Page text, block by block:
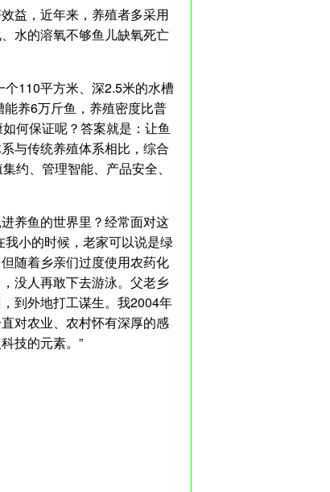
益，近年来，养殖者多采用
水的溶氧不够鱼儿缺氧死亡
110平方米、深2.5米的水槽
养6万斤鱼，养殖密度比普
何保证呢？答案就是：让鱼
与传统养殖体系相比，综合
约、管理智能、产品安全、
养鱼的世界里？经常面对这
小的时候，老家可以说是绿
随着乡亲们过度使用农药化
没人再敢下去游泳。父老乡
到外地打工谋生。我2004年
对农业、农村怀有深厚的感
技的元素。”